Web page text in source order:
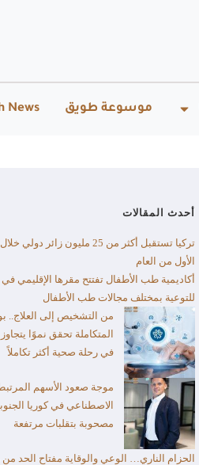
موسوعة طويق News
أحدث المقالات
تركيا تستقبل أكثر من 25 مليون زائر
الأول من العام​
أكاديمية طب الأطفال تفتتح مقرها الإقليمي
للتوعية بمختلف مجالات طب الأطفال
من التشخيص إلى العلاج..
في رحلة صحية أكثر تكاملاً
موجة صعود الأسهم
الاصطناعي في كوريا
مصحوبة بتقلبات مرتفعة
الحزام الناري… الوعي والوقاية مفتاح الحد